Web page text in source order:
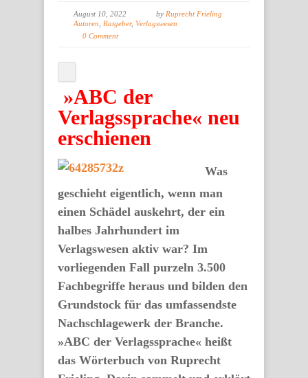
August 10, 2022 by Ruprecht Frieling
Autoren
Ratgeber, Verlagswesen
0 Comment
»ABC der
Verlagssprache« neu
erschienen
Was
geschieht eigentlich, wenn man
einen Schädel auskehrt, der ein
halbes Jahrhundert im
Verlagswesen aktiv war? Im
vorliegenden Fall purzeln 3.500
Fachbegriffe heraus und bilden den
Grundstock für das umfassendste
Nachschlagewerk der Branche.
»ABC der Verlagssprache« heißt
das Wörterbuch von Ruprecht